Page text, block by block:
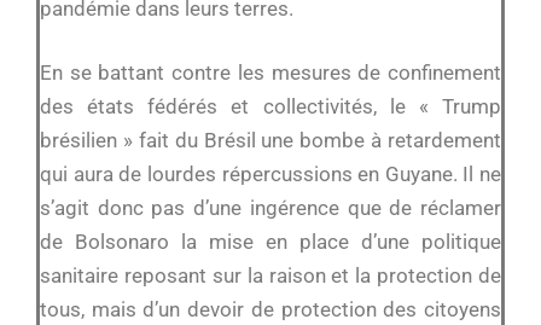
pandémie dans leurs terres.
En se battant contre les mesures de confinement
des états fédérés et collectivités, le « Trump
brésilien » fait du Brésil une bombe à retardement
qui aura de lourdes répercussions en Guyane. Il ne
s’agit donc pas d’une ingérence que de réclamer
de Bolsonaro la mise en place d’une politique
sanitaire reposant sur la raison et la protection de
tous, mais d’un devoir de protection des citoyens